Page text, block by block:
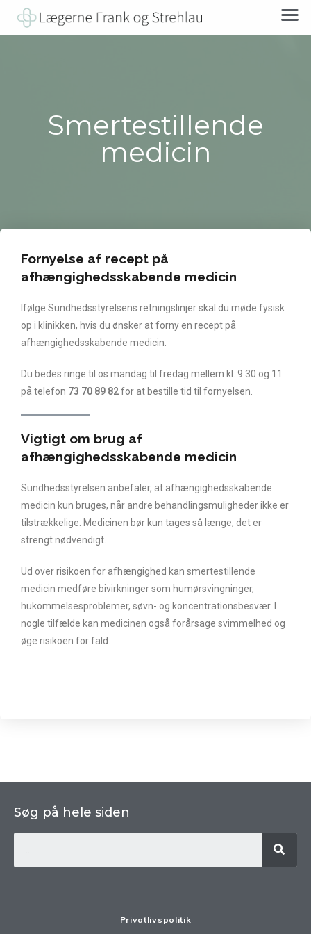
Smertestillende
medicin
Fornyelse af recept på
afhængighedsskabende medicin
Ifølge Sundhedsstyrelsens retningslinjer skal du møde fysisk
op i klinikken, hvis du ønsker at forny en recept på
afhængighedsskabende medicin.
Du bedes ringe til os mandag til fredag mellem kl. 9.30 og 11
på telefon 73 70 89 82for at bestille tid til fornyelsen.
Vigtigt om brug af
afhængighedsskabende medicin
Sundhedsstyrelsen anbefaler, at afhængighedsskabende
medicin kun bruges, når andre behandlingsmuligheder ikke er
tilstrækkelige. Medicinen bør kun tages så længe, det er
strengt nødvendigt.
Ud over risikoen for afhængighed kan smertestillende
medicin medføre bivirkninger som humørsvingninger,
hukommelsesproblemer, søvn- og koncentrationsbesvær. I
nogle tilfælde kan medicinen også forårsage svimmelhed og
øge risikoen for fald.
Søg på hele siden
Privatlivspolitik